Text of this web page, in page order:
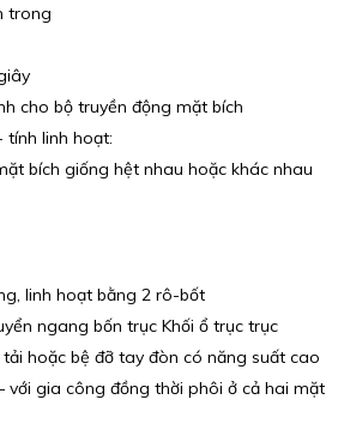
trong
cho bộ truyền động mặt bích
tính linh hoạt:
bích giống hệt nhau hoặc khác nhau
linh hoạt bằng 2 rô-bốt
ngang bốn trục Khối ổ trục trục
hoặc bệ đỡ tay đòn có năng suất cao
với gia công đồng thời phôi ở cả hai mặt